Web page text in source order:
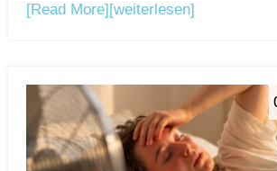
[Read More] [weiterlesen]